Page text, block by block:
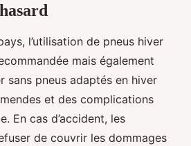
l’utilisation de pneus hiver
mais également
sans pneus adaptés en hiver
et des complications
En cas d’accident, les
de couvrir les dommages